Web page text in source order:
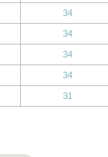
34
34
34
34
31